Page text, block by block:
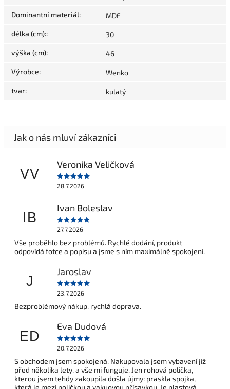
Dominantní materiál: MDF
délka (cm):: 30
výška (cm): 46
Výrobce: Wenko
tvar: kulatý
VV
Veronika Veličková
28.7.2026
IB
Ivan Boleslav
27.7.2026
Vše proběhlo bez problémů. Rychlé dodání, produkt
odpovídá fotce a popisu a jsme s ním maximálně spokojeni.
J
Jaroslav
23.7.2026
Bezproblémový nákup, rychlá doprava.
ED
Eva Dudová
20.7.2026
S obchodem jsem spokojená. Nakupovala jsem vybavení již
před několika lety, a vše mi funguje. Jen rohová polička,
kterou jsem tehdy zakoupila došla újmy: praskla spojka,